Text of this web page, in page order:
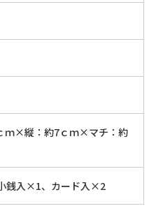
ｍ×縦：約7ｃｍ×マチ：約
銭入×1、カード入×2